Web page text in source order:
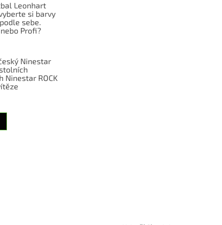
Leonhart
si barvy
sebe.
Profi?
Ninestar
Ninestar ROCK